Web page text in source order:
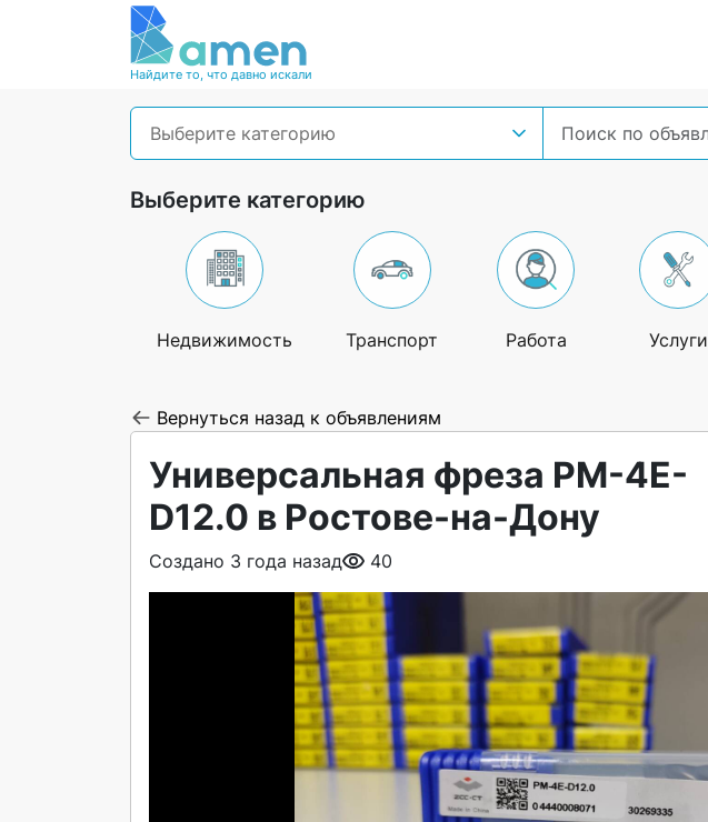
Найдите то, что давно искали
Выберите категорию
Выберите категорию
Недвижимость Транспорт Работа Услуги
Вернуться назад к объявлениям
Универсальная фреза PM-4E-
D12.0 в Ростове-на-Дону
Создано 3 года назад 40